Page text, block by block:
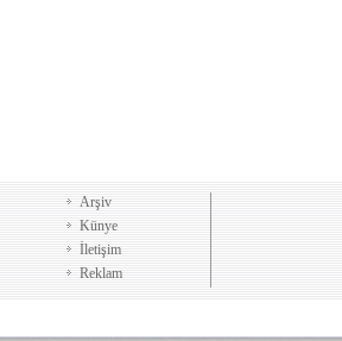
Arşiv
Künye
İletişim
Reklam